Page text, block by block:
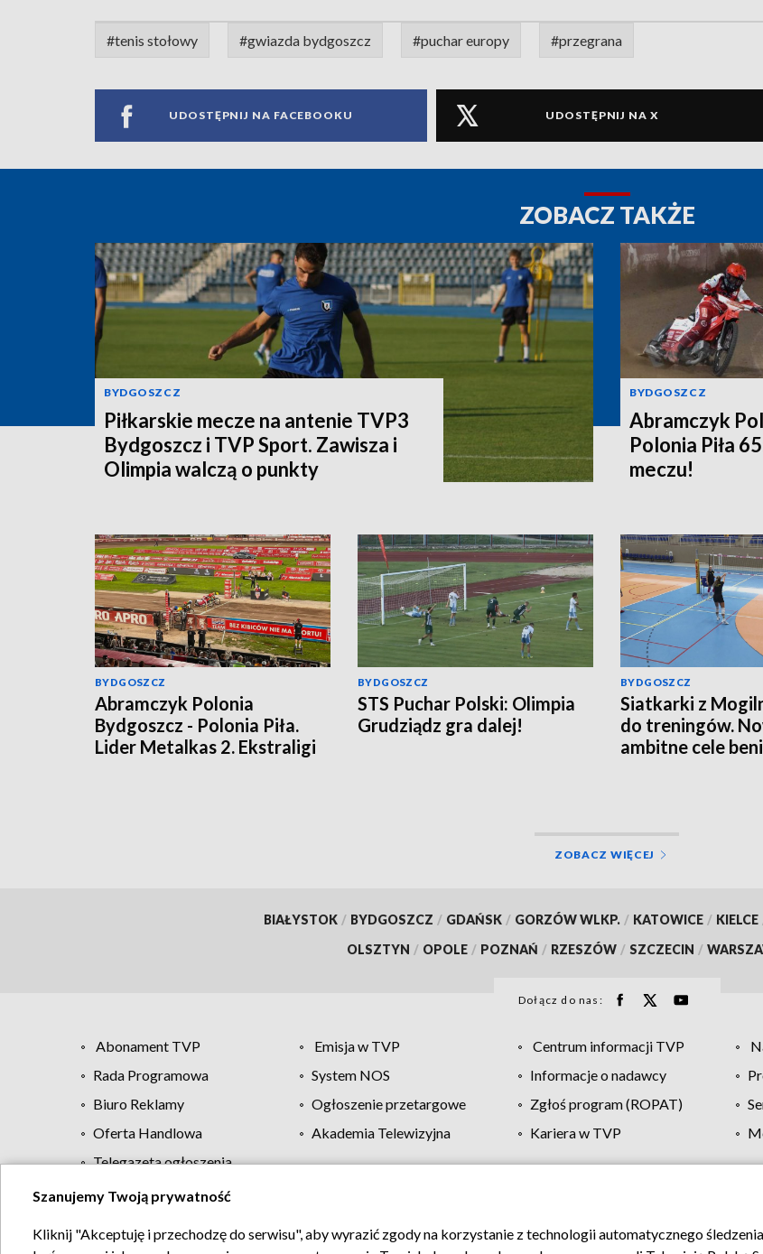
#tenis stołowy #gwiazda bydgoszcz #puchar europy #przegrana
UDOSTĘPNIJ NA FACEBOOKU UDOSTĘPNIJ NA X
ZOBACZ TAKŻE
BYDGOSZCZ
Piłkarskie mecze na antenie TVP3
Bydgoszcz i TVP Sport. Zawisza i
Olimpia walczą o punkty
BYDGOSZCZ
Abramczyk
Polonia Piła
meczu!
BYDGOSZCZ
Abramczyk Polonia
Bydgoszcz - Polonia Piła.
Lider Metalkas 2. Ekstraligi
BYDGOSZCZ
STS Puchar Polski: Olimpia
Grudziądz gra dalej!
BYDGOSZCZ
Siatkarki z
do treningów.
ambitne cele
ZOBACZ WIĘCEJ
BIAŁYSTOK / BYDGOSZCZ / GDAŃSK / GORZÓW WLKP. / KATOWICE / KIELCE
OLSZTYN / OPOLE / POZNAŃ / RZESZÓW / SZCZECIN /
Dołącz do nas:
Abonament TVP Emisja w TVP Centrum informacji TVP
Rada Programowa
System NOS Informacje o nadawcy
Biuro Reklamy
Ogłoszenie przetargowe Zgłoś program (ROPAT)
Oferta Handlowa
Akademia Telewizyjna Kariera w TVP
Telegazeta ogłoszenia
Regulamin TVP Polityka prywatności Moje zgody Pomoc
Szanujemy Twoją prywatność
Kliknij "Akceptuję i przechodzę do serwisu", aby wyrazić zgody na korzystanie z technologii automatycznego